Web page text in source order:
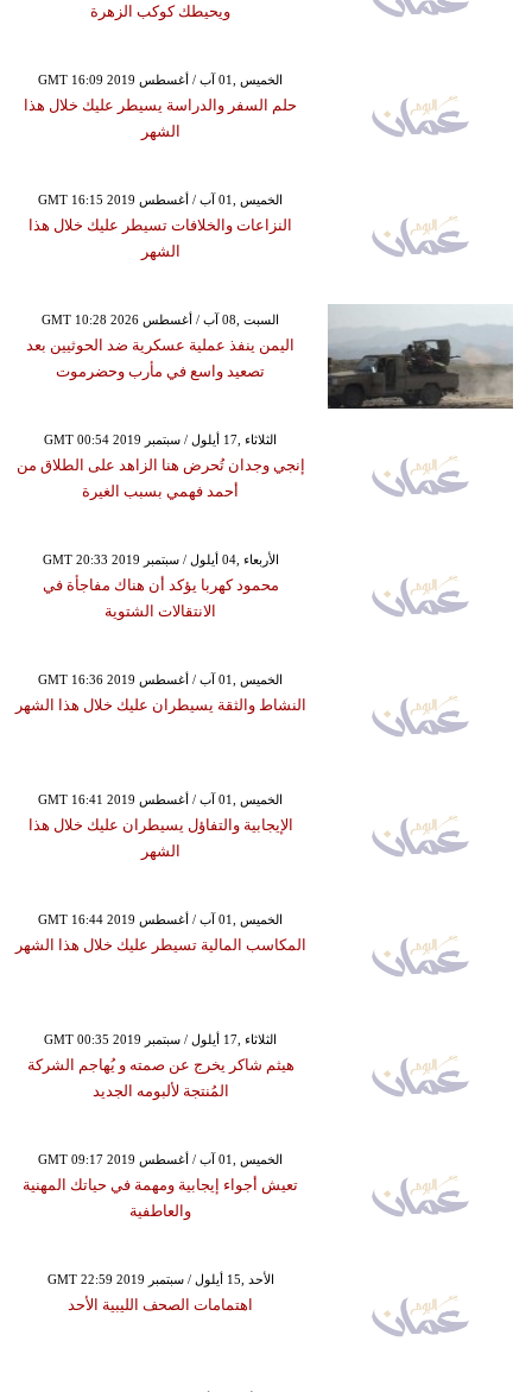
ويحيطك كوكب الزهرة
GMT 16:09 2019 الخميس ,01 آب / أغسطس
حلم السفر والدراسة يسيطر عليك خلال هذا
الشهر
GMT 16:15 2019 الخميس ,01 آب / أغسطس
النزاعات والخلافات تسيطر عليك خلال هذا
الشهر
GMT 10:28 2026 السبت ,08 آب / أغسطس
اليمن ينفذ عملية عسكرية ضد الحوثيين بعد
تصعيد واسع في مأرب وحضرموت
GMT 00:54 2019 الثلاثاء ,17 أيلول / سبتمبر
إنجي وجدان تُحرض هنا الزاهد على الطلاق من
أحمد فهمي بسبب الغيرة
GMT 20:33 2019 الأربعاء ,04 أيلول / سبتمبر
محمود كهربا يؤكد أن هناك مفاجأة في
الانتقالات الشتوية
GMT 16:36 2019 الخميس ,01 آب / أغسطس
النشاط والثقة يسيطران عليك خلال هذا الشهر
GMT 16:41 2019 الخميس ,01 آب / أغسطس
الإيجابية والتفاؤل يسيطران عليك خلال هذا
الشهر
GMT 16:44 2019 الخميس ,01 آب / أغسطس
المكاسب المالية تسيطر عليك خلال هذا الشهر
GMT 00:35 2019 الثلاثاء ,17 أيلول / سبتمبر
هيثم شاكر يخرج عن صمته و يُهاجم الشركة
المُنتجة لألبومه الجديد
GMT 09:17 2019 الخميس ,01 آب / أغسطس
تعيش أجواء إيجابية ومهمة في حياتك المهنية
والعاطفية
GMT 22:59 2019 الأحد ,15 أيلول / سبتمبر
اهتمامات الصحف الليبية الأحد